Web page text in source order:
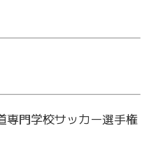
門学校サッカー選手権